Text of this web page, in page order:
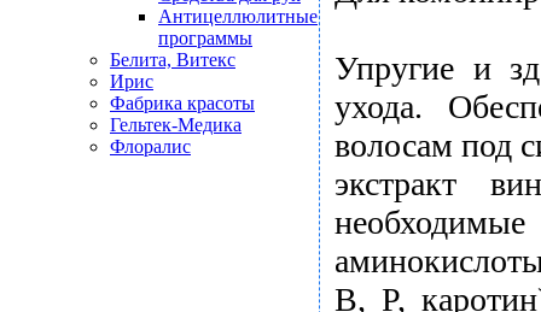
Антицеллюлитные
программы
Белита, Витекс
Ирис
Фабрика красоты
Гельтек-Медика
Флоралис
Упругие и
ухода.
волосам под
экстракт
В, Р,